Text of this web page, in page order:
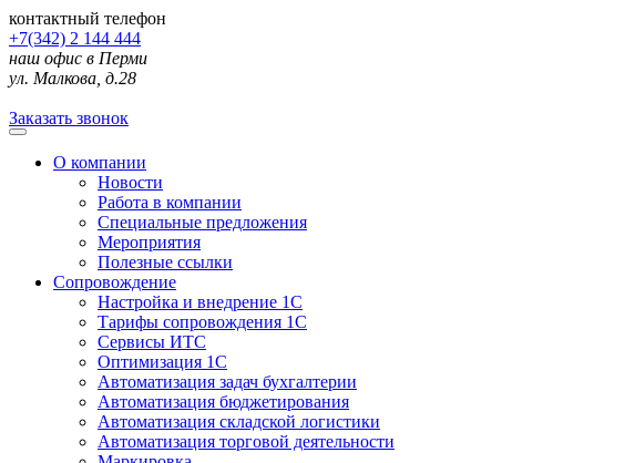
контактный телефон
+7(342) 2 144 444
наш офис в Перми
ул. Малкова, д.28
Заказать звонок
О компании
Новости
Работа в компании
Специальные предложения
Мероприятия
Полезные ссылки
Сопровождение
Настройка и внедрение 1С
Тарифы сопровождения 1С
Сервисы ИТС
Оптимизация 1С
Автоматизация задач бухгалтерии
Автоматизация бюджетирования
Автоматизация складской логистики
Автоматизация торговой деятельности